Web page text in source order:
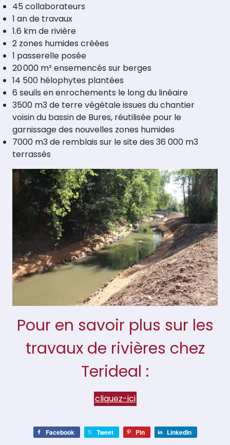
45 collaborateurs
1 an de travaux
1.6 km de rivière
2 zones humides créées
1 passerelle posée
20 000 m² ensemencés sur berges
14 500 hélophytes plantées
6 seuils en enrochements le long du linéaire
3500 m3 de terre végétale issues du chantier
voisin du bassin de Bures, réutilisée pour le
garnissage des nouvelles zones humides
7000 m3 de remblais sur le site des 36 000 m3
terrassés
Pour en savoir plus sur les
travaux de rivières chez
Terideal :
cliquez-ici
Facebook Tweet Pin LinkedIn